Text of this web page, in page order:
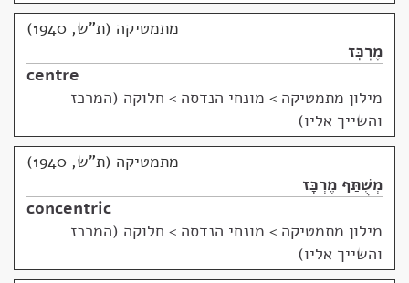
מתמטיקה (ת"ש, 1940)
מֶרְכָּז
centre
מילון מתמטיקה > מונחי הנדסה > חלוקה (המרכז
והשייך אליו)
מתמטיקה (ת"ש, 1940)
מְשֻׁתַּף מֶרְכָּז
concentric
מילון מתמטיקה > מונחי הנדסה > חלוקה (המרכז
והשייך אליו)